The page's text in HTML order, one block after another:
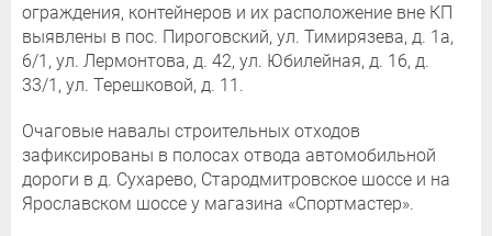
ограждения, контейнеров и их расположение вне КП
выявлены в пос. Пироговский, ул. Тимирязева, д. 1а,
6/1, ул. Лермонтова, д. 42, ул. Юбилейная, д. 16, д.
33/1, ул. Терешковой, д. 11.
Очаговые навалы строительных отходов
зафиксированы в полосах отвода автомобильной
дороги в д. Сухарево, Стародмитровское шоссе и на
Ярославском шоссе у магазина «Спортмастер».